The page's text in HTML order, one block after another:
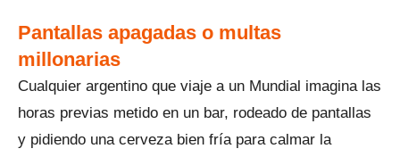
Pantallas apagadas o multas
millonarias
Cualquier argentino que viaje a un Mundial imagina las
horas previas metido en un bar, rodeado de pantallas
y pidiendo una cerveza bien fría para calmar la